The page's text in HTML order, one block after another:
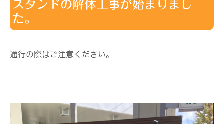
スタンドの解体工事が始まりまし
た。
通行の際はご注意ください。